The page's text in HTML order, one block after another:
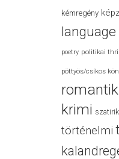
kémregény
language
poetry politikai
pöttyös/csíkos
krimi
történelmi